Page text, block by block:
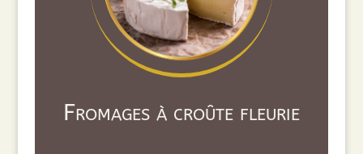
Fromages à croûte fleurie